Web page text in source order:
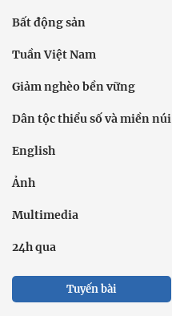
Bất động sản
Tuần Việt Nam
Giảm nghèo bền vững
Dân tộc thiểu số và miền núi
English
Ảnh
Multimedia
24h qua
Tuyến bài